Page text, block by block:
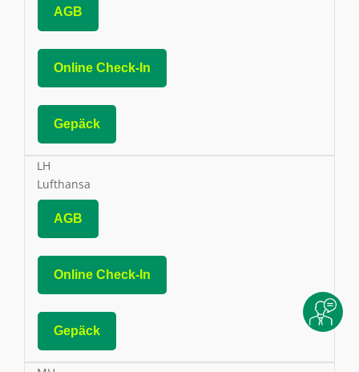
AGB
Online Check-In
Gepäck
LH
Lufthansa
AGB
Online Check-In
Gepäck